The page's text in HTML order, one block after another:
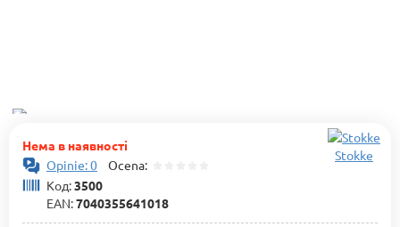
Нема в наявності
Opinie: 0 Ocena:
Код:3500
EAN:7040355641018
Stokke